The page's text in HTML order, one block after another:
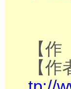
【
【